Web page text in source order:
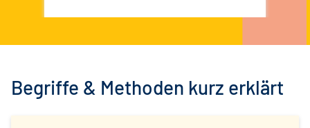
Begriffe & Methoden kurz erklärt